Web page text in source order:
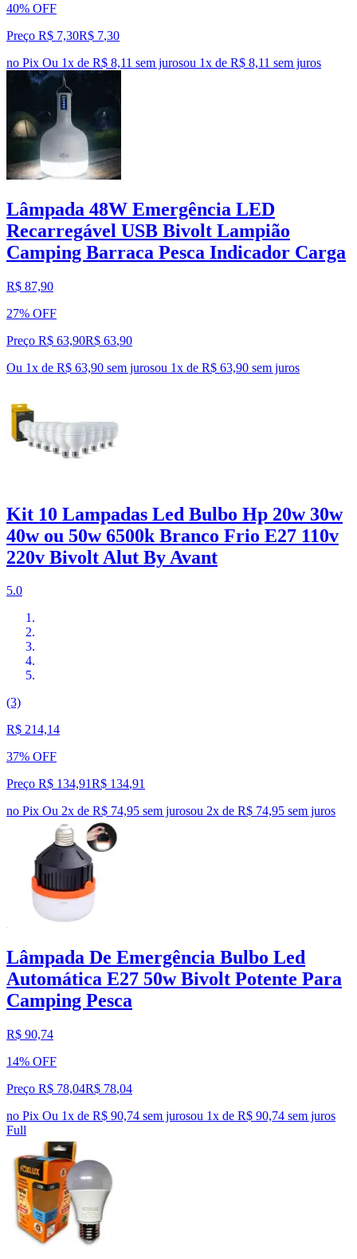
40% OFF
Preço R$ 7,30R$ 7,30
no Pix Ou 1x de R$ 8,11 sem jurosou 1x de R$ 8,11 sem juros
Lâmpada 48W Emergência LED
Recarregável USB Bivolt Lampião
Camping Barraca Pesca Indicador Carga
R$ 87,90
27% OFF
Preço R$ 63,90R$ 63,90
Ou 1x de R$ 63,90 sem jurosou 1x de R$ 63,90 sem juros
Kit 10 Lampadas Led Bulbo Hp 20w 30w
40w ou 50w 6500k Branco Frio E27 110v
220v Bivolt Alut By Avant
5.0
(3)
R$ 214,14
37% OFF
Preço R$ 134,91R$ 134,91
no Pix Ou 2x de R$ 74,95 sem jurosou 2x de R$ 74,95 sem juros
Lâmpada De Emergência Bulbo Led
Automática E27 50w Bivolt Potente Para
Camping Pesca
R$ 90,74
14% OFF
Preço R$ 78,04R$ 78,04
no Pix Ou 1x de R$ 90,74 sem jurosou 1x de R$ 90,74 sem juros
Full